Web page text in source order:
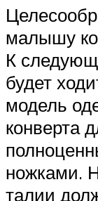
малышу
К
будет
модель
конверта
ножками.
талии